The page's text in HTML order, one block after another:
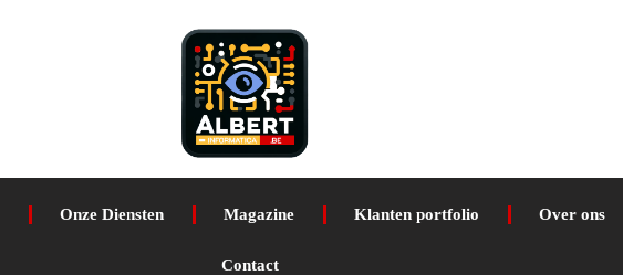
Onze Diensten Magazine Klanten portfolio Over ons
Contact